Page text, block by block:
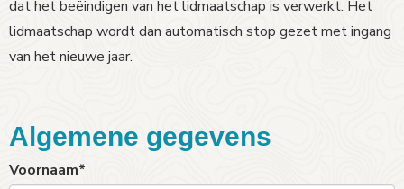
dat het beëindigen van het lidmaatschap is verwerkt. Het
lidmaatschap wordt dan automatisch stop gezet met ingang
van het nieuwe jaar.
Algemene gegevens
Voornaam*